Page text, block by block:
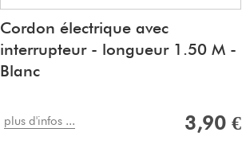
Cordon électrique avec
interrupteur - longueur 1.50 M -
Blanc
plus d'infos ... 3,90 €